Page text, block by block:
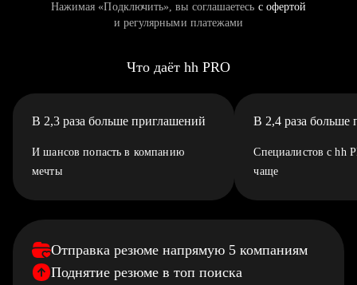
Нажимая «Подключить», вы соглашаетесь с офертой
и регулярными платежами
Что даёт hh PRO
В 2,3 раза больше приглашений
И шансов попасть в компанию
мечты
В 2,4 раза больше
Специалистов с hh
чаще
Отправка резюме напрямую 5 компаниям
Поднятие резюме в топ поиска